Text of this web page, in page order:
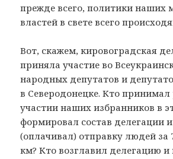
прежде всего, политики наших
властей в свете всего
Вот, скажем, кировоградская
приняла участие во
народных депутатов и
в Северодонецке. Кто
участии наших избранников в
формировал состав делегации
(оплачивал) отправку людей за
км? Кто возглавил делегацию и